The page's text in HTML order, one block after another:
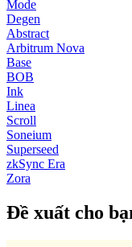
Mode
Degen
Abstract
Arbitrum Nova
Base
BOB
Ink
Linea
Scroll
Soneium
Superseed
zkSync Era
Zora
Đề xuất cho